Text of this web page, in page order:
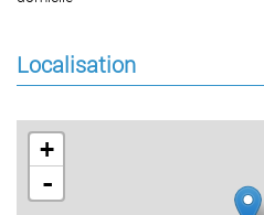
Localisation
+
-